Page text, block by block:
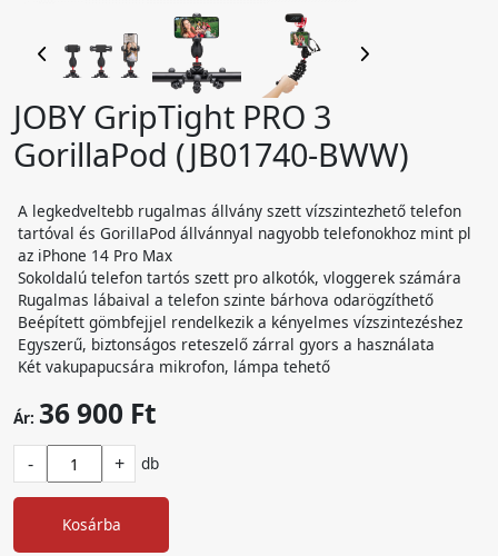
JOBY GripTight PRO 3
GorillaPod (JB01740-BWW)
A legkedveltebb rugalmas állvány szett vízszintezhető telefon
tartóval és GorillaPod állvánnyal nagyobb telefonokhoz mint pl
az iPhone 14 Pro Max
Sokoldalú telefon tartós szett pro alkotók, vloggerek számára
Rugalmas lábaival a telefon szinte bárhova odarögzíthető
Beépített gömbfejjel rendelkezik a kényelmes vízszintezéshez
Egyszerű, biztonságos reteszelő zárral gyors a használata
Két vakupapucsára mikrofon, lámpa tehető
Ár: 36 900 Ft
- + db
Kosárba